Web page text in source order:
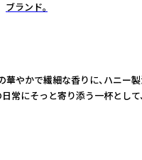
ブランド。
かで繊細な香りに、
そっと寄り添う一